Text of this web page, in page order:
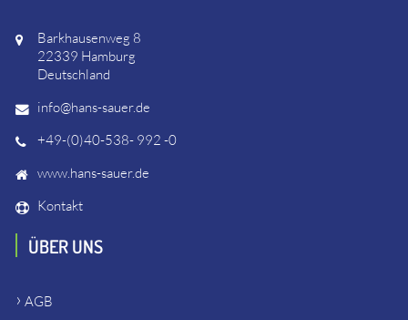
Barkhausenweg 8
22339 Hamburg
Deutschland
info@hans-sauer.de
+49-(0)40-538- 992 -0
www.hans-sauer.de
Kontakt
ÜBER UNS
AGB